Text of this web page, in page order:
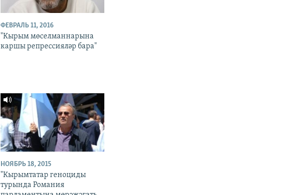
ФЕВРАЛЬ 11, 2016
"Кырым мөселманнарына
каршы репрессияләр бара"
НОЯБРЬ 18, 2015
"Кырымтатар геноциды
турында Романия